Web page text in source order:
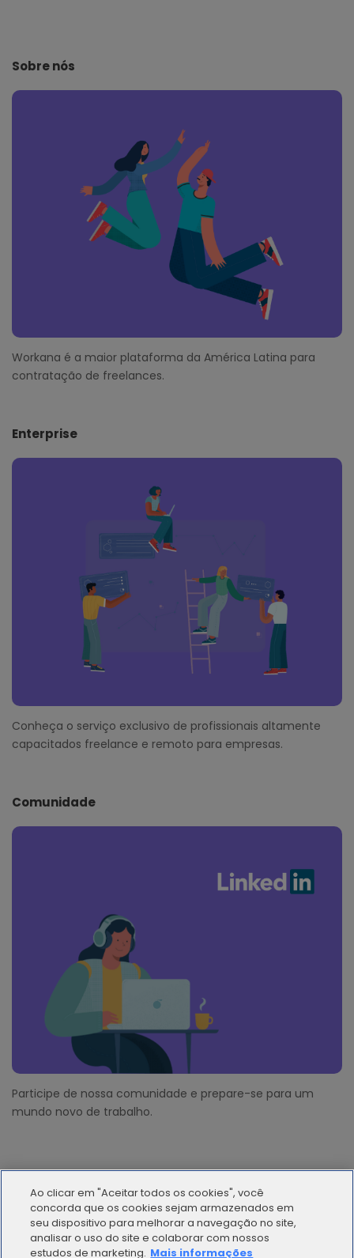
Sobre nós
Workana é a maior plataforma da América Latina para
contratação de freelances.
Enterprise
Conheça o serviço exclusivo de profissionais altamente
capacitados freelance e remoto para empresas.
Comunidade
Participe de nossa comunidade e prepare-se para um
mundo novo de trabalho.
© 2012 - 2025 | Workana LLC - Todos los derechos
Ao clicar em "Aceitar todos os cookies", você
concorda que os cookies sejam armazenados em
seu dispositivo para melhorar a navegação no site,
analisar o uso do site e colaborar com nossos
estudos de marketing. Mais informações